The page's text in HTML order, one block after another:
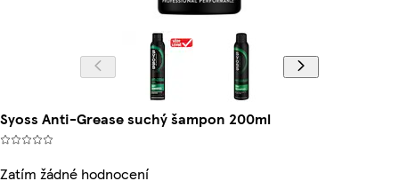
Syoss Anti-Grease suchý šampon 200ml
Zatím žádné hodnocení